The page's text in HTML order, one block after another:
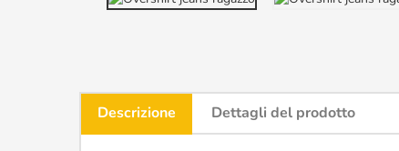
Descrizione Dettagli del prodotto